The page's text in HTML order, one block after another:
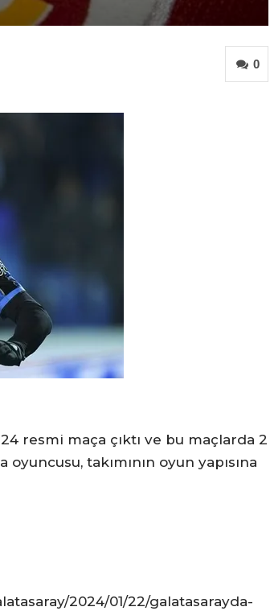
0
resmi maça çıktı ve bu maçlarda 2
takımının oyun yapısına
2024/01/22/galatasarayda-